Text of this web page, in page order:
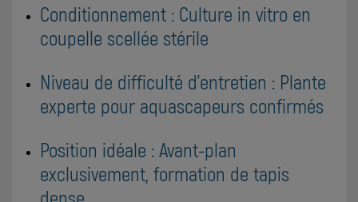
Conditionnement : Culture in vitro en
coupelle scellée stérile
Niveau de difficulté d'entretien : Plante
experte pour aquascapeurs confirmés
Position idéale : Avant-plan
exclusivement, formation de tapis